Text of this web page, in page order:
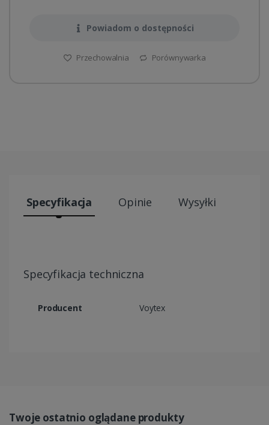
Powiadom o dostępności
Przechowalnia Porównywarka
Specyfikacja Opinie Wysyłki
Specyfikacja techniczna
Producent Voytex
Twoje ostatnio oglądane produkty